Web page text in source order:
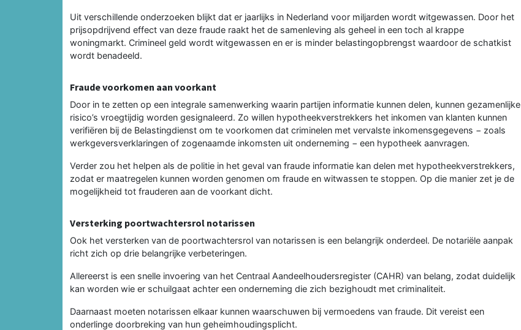
Uit verschillende onderzoeken blijkt dat er jaarlijks in Nederland voor miljarden wordt witgewassen. Door het
prijsopdrijvend effect van deze fraude raakt het de samenleving als geheel in een toch al krappe
woningmarkt. Crimineel geld wordt witgewassen en er is minder belastingopbrengst waardoor de schatkist
wordt benadeeld.
Fraude voorkomen aan voorkant
Door in te zetten op een integrale samenwerking waarin partijen informatie kunnen delen, kunnen gezamenlijke
risico’s vroegtijdig worden gesignaleerd. Zo willen hypotheekverstrekkers het inkomen van klanten kunnen
verifiëren bij de Belastingdienst om te voorkomen dat criminelen met vervalste inkomensgegevens − zoals
werkgeversverklaringen of zogenaamde inkomsten uit onderneming − een hypotheek aanvragen.
Verder zou het helpen als de politie in het geval van fraude informatie kan delen met hypotheekverstrekkers,
zodat er maatregelen kunnen worden genomen om fraude en witwassen te stoppen. Op die manier zet je de
mogelijkheid tot frauderen aan de voorkant dicht.
Versterking poortwachtersrol notarissen
Ook het versterken van de poortwachtersrol van notarissen is een belangrijk onderdeel. De notariële aanpak
richt zich op drie belangrijke verbeteringen.
Allereerst is een snelle invoering van het Centraal Aandeelhoudersregister (CAHR) van belang, zodat duidelijk
kan worden wie er schuilgaat achter een onderneming die zich bezighoudt met criminaliteit.
Daarnaast moeten notarissen elkaar kunnen waarschuwen bij vermoedens van fraude. Dit vereist een
onderlinge doorbreking van hun geheimhoudingsplicht.